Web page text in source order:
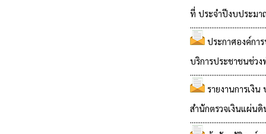
ที่ ประจำปีงบประม
ประกาศองค์กา
บริการประชาชนช่ว
รายงานการเงิ
สำนักตรวจเงินแผ่น